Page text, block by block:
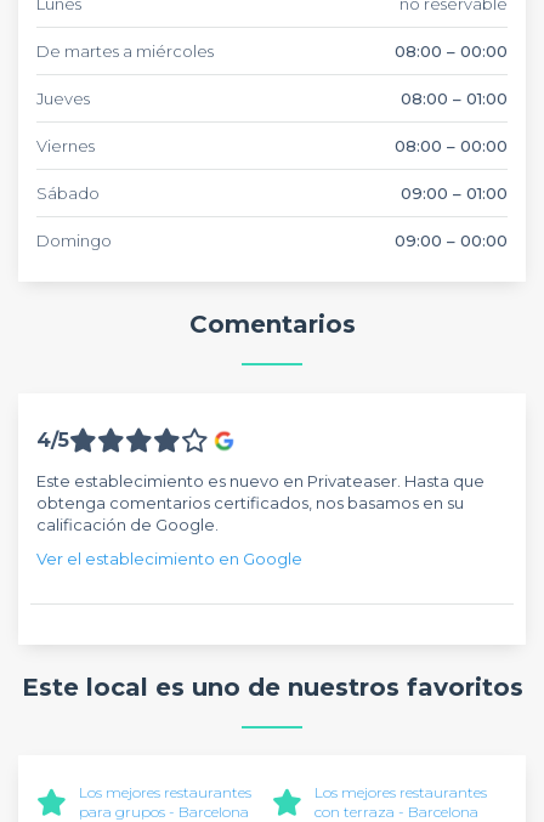
De martes a miércoles 08:00 – 00:00
Jueves 08:00 – 01:00
Viernes 08:00 – 00:00
Sábado 09:00 – 01:00
Domingo 09:00 – 00:00
Comentarios
4/5
Este establecimiento es nuevo en Privateaser. Hasta que
obtenga comentarios certificados, nos basamos en su
calificación de Google.
Ver el establecimiento en Google
Este local es uno de nuestros favoritos
Los mejores restaurantes
para grupos - Barcelona
Los mejores restaurantes
con terraza - Barcelona